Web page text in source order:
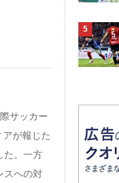
サッカー
が報じた
た。一方
スへの対